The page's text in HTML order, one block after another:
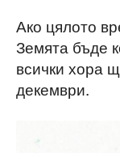
Ако цялото
Земята бъде
всички хора
декември.